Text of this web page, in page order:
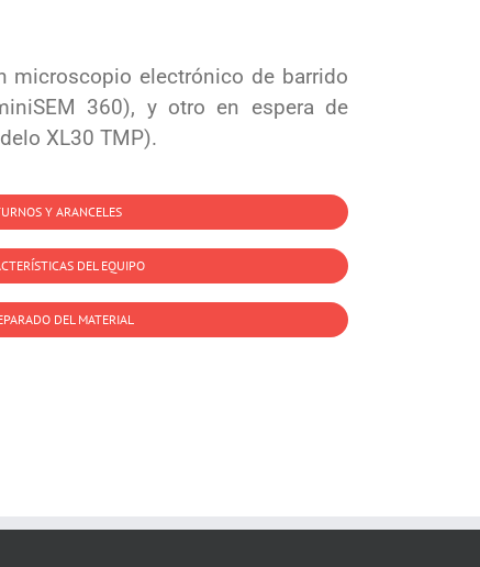
microscopio electrónico de barrido
360), y otro en espera de
XL30 TMP).
Y ARANCELES
DEL EQUIPO
DEL MATERIAL